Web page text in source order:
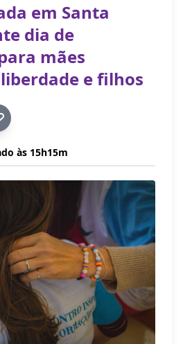
em Santa
dia de
mães
e filhos
às 15h15m